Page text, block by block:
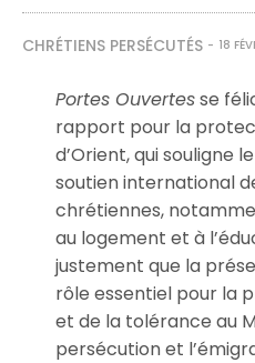
CHRÉTIENS PERSÉCUTÉS 18
Portes Ouvertesse
rapport pour la
d’Orient, qui souligne
soutien international
chrétiennes,
au logement et à
justement que la
rôle essentiel pour la
et de la tolérance au
persécution et